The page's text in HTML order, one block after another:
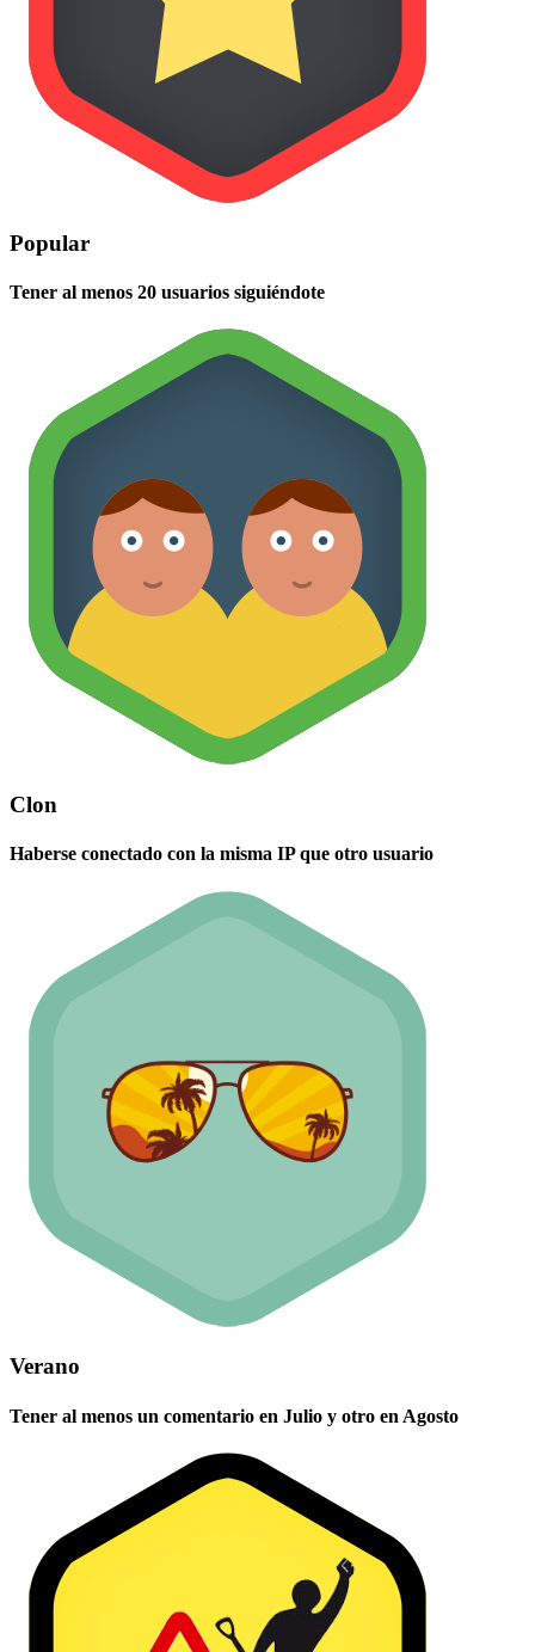
Popular
Tener al menos 20 usuarios siguiéndote
Clon
Haberse conectado con la misma IP que otro usuario
Verano
Tener al menos un comentario en Julio y otro en Agosto